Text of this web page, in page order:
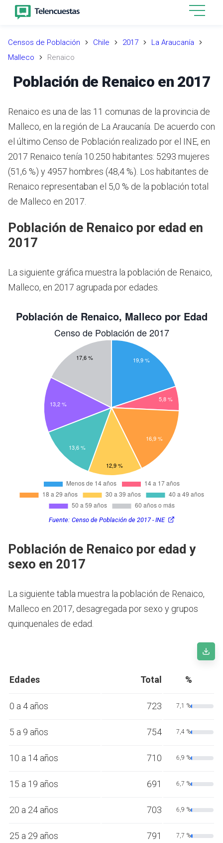
Censos de Población Chile 2017
La Araucanía
Malleco
Renaico
Población de Renaico en 2017
Renaico es una de las 11 comunas de la provincia de
Malleco, en la región de La Araucanía. De acuerdo con
el último Censo de Población realizado por el INE, en
2017 Renaico tenía 10.250 habitantes: 5293 mujeres
(51,6 %) y 4957 hombres (48,4 %). Los habitantes de
Renaico representaban el 5,0 % de la población total
de Malleco en 2017.
Población de Renaico por edad en
2017
La siguiente gráfica muestra la población de Renaico,
Malleco, en 2017 agrupada por edades.
Fuente: Censo de Población de 2017 - INE
Población de Renaico por edad y
sexo en 2017
La siguiente tabla muestra la población de Renaico,
Malleco en 2017, desagregada por sexo y grupos
quinquenales de edad.
Edades Total %
0 a 4 años 723 7,1 %
5 a 9 años 754 7,4 %
10 a 14 años 710 6,9 %
15 a 19 años 691 6,7 %
20 a 24 años 703 6,9 %
25 a 29 años 791 7,7 %